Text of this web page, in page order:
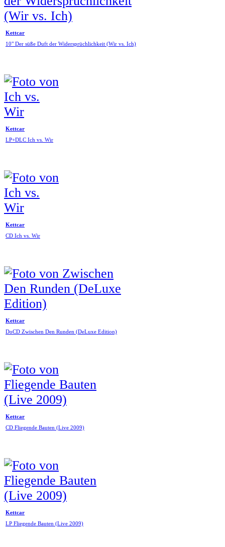
Kettcar
10" Der süße Duft der Widersprüchlichkeit (Wir vs. Ich)
Kettcar
LP+DLC Ich vs. Wir
Kettcar
CD Ich vs. Wir
Kettcar
DoCD Zwischen Den Runden (DeLuxe Edition)
Kettcar
CD Fliegende Bauten (Live 2009)
Kettcar
LP Fliegende Bauten (Live 2009)